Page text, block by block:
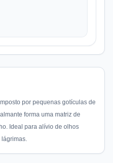
por pequenas gotículas de
forma uma matriz de
Ideal para alívio de olhos
lágrimas.